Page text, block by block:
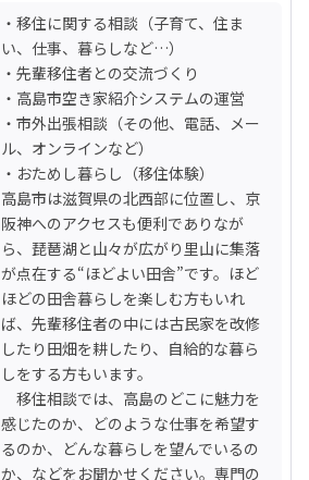
・移住に関する相談（子育て、住ま
い、仕事、暮らしなど…）
・先輩移住者との交流づくり
・高島市空き家紹介システムの運営
・市外出張相談（その他、電話、メー
ル、オンラインなど）
・おためし暮らし（移住体験）
高島市は滋賀県の北西部に位置し、京
阪神へのアクセスも便利でありなが
ら、琵琶湖と山々が広がり里山に集落
が点在する“ほどよい田舎”です。ほど
ほどの田舎暮らしを楽しむ方もいれ
ば、先輩移住者の中には古民家を改修
したり田畑を耕したり、自給的な暮ら
しをする方もいます。
移住相談では、高島のどこに魅力を
感じたのか、どのような仕事を希望す
るのか、どんな暮らしを望んでいるの
か、などをお聞かせください。専門の